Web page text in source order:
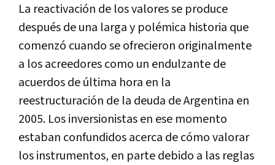
La reactivación de los valores se produce
después de una larga y polémica historia que
comenzó cuando se ofrecieron originalmente
a los acreedores como un endulzante de
acuerdos de última hora en la
reestructuración de la deuda de Argentina en
2005. Los inversionistas en ese momento
estaban confundidos acerca de cómo valorar
los instrumentos, en parte debido a las reglas